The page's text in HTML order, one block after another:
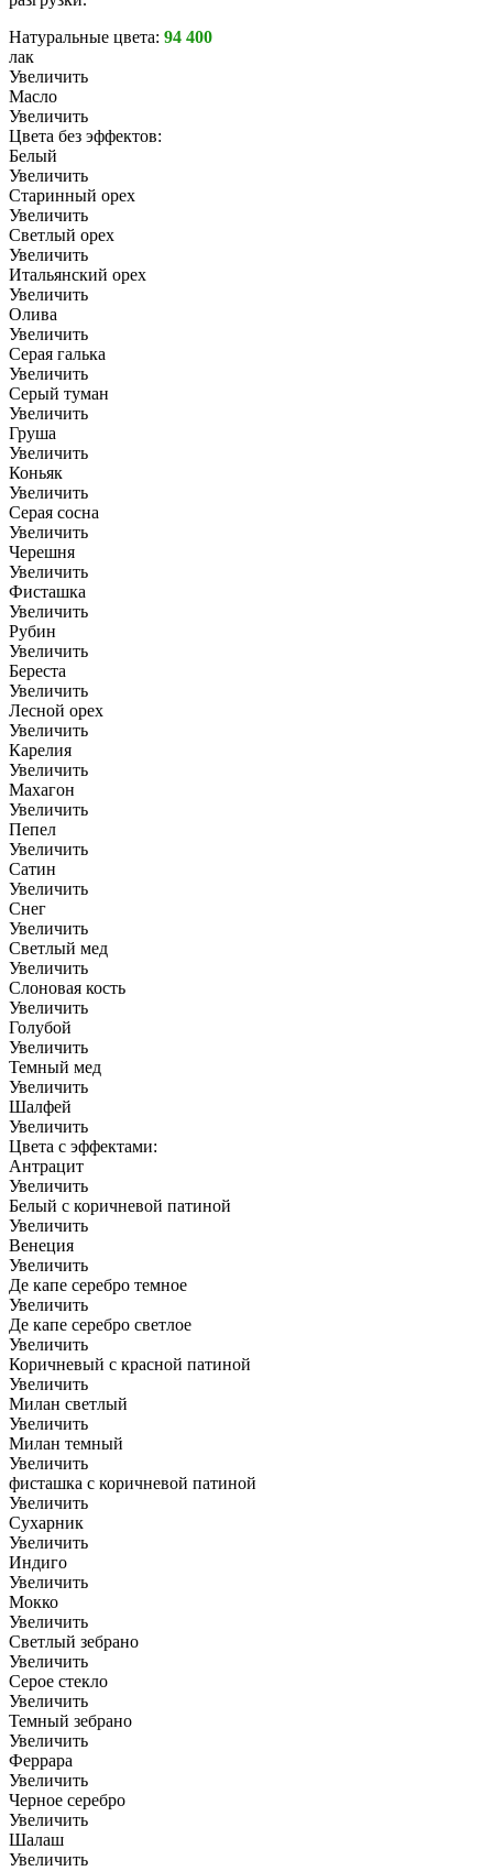
Натуральные цвета: 94 400
лак
Увеличить
Масло
Увеличить
Цвета без эффектов:
Белый
Увеличить
Старинный орех
Увеличить
Светлый орех
Увеличить
Итальянский орех
Увеличить
Олива
Увеличить
Серая галька
Увеличить
Серый туман
Увеличить
Груша
Увеличить
Коньяк
Увеличить
Серая сосна
Увеличить
Черешня
Увеличить
Фисташка
Увеличить
Рубин
Увеличить
Береста
Увеличить
Лесной орех
Увеличить
Карелия
Увеличить
Махагон
Увеличить
Пепел
Увеличить
Сатин
Увеличить
Снег
Увеличить
Светлый мед
Увеличить
Слоновая кость
Увеличить
Голубой
Увеличить
Темный мед
Увеличить
Шалфей
Увеличить
Цвета с эффектами:
Антрацит
Увеличить
Белый с коричневой патиной
Увеличить
Венеция
Увеличить
Де капе серебро темное
Увеличить
Де капе серебро светлое
Увеличить
Коричневый с красной патиной
Увеличить
Милан светлый
Увеличить
Милан темный
Увеличить
фисташка с коричневой патиной
Увеличить
Сухарник
Увеличить
Индиго
Увеличить
Мокко
Увеличить
Светлый зебрано
Увеличить
Серое стекло
Увеличить
Темный зебрано
Увеличить
Феррара
Увеличить
Черное серебро
Увеличить
Шалаш
Увеличить